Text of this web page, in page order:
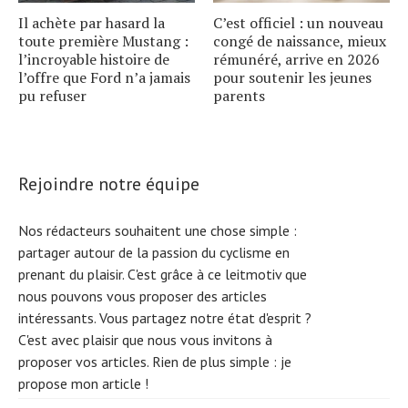
Il achète par hasard la
toute première Mustang :
l’incroyable histoire de
l’offre que Ford n’a jamais
pu refuser
C’est officiel : un nouveau
congé de naissance, mieux
rémunéré, arrive en 2026
pour soutenir les jeunes
parents
Rejoindre notre équipe
Nos rédacteurs souhaitent une chose simple :
partager autour de la passion du cyclisme en
prenant du plaisir. C'est grâce à ce leitmotiv que
nous pouvons vous proposer des articles
intéressants. Vous partagez notre état d'esprit ?
C'est avec plaisir que nous vous invitons à
proposer vos articles. Rien de plus simple : je
propose mon article !